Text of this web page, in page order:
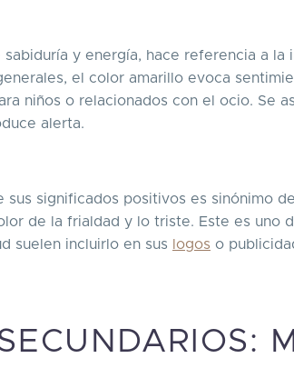
y energía, hace referencia a la
el color amarillo evoca
niños o relacionados con el ocio. Se
alerta.
sus significados positivos es sinónimo
de la frialdad y lo triste. Este es uno
suelen incluirlo en sus
logos o